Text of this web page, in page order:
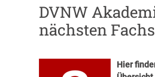
DVNW
nächsten
Hier